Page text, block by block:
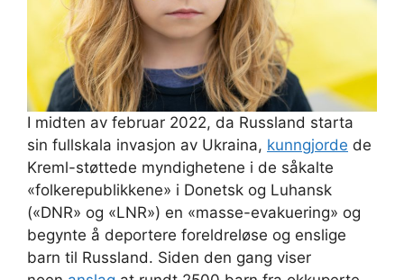
I midten av februar 2022, da Russland starta
sin fullskala invasjon av Ukraina, kunngjorde de
Kreml-støttede myndighetene i de såkalte
«folkerepublikkene» i Donetsk og Luhansk
(«DNR» og «LNR») en «masse-evakuering» og
begynte å deportere foreldreløse og enslige
barn til Russland. Siden den gang viser